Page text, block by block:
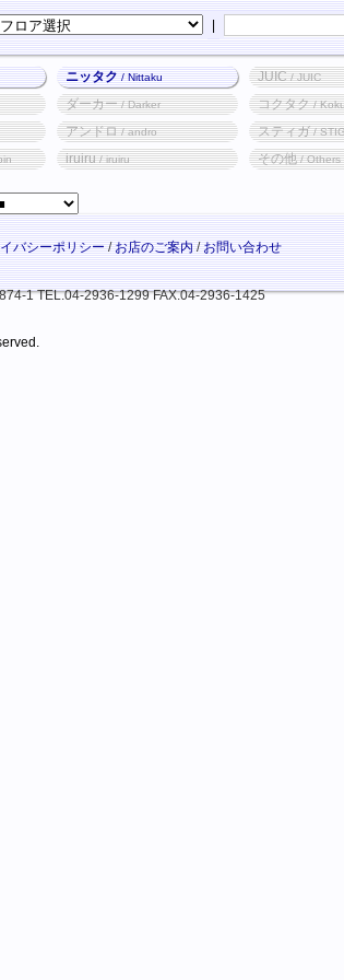
ニッタク/ Nittaku JUIC/ JUIC
ダーカー/ Darker コクタク/
アンドロ/ andro スティガ/
iruiru/ iruiru その他/ Others
バシーポリシー/お店のご案内/お問い合わせ
1TEL.04-2936-1299 FAX.04-2936-1425